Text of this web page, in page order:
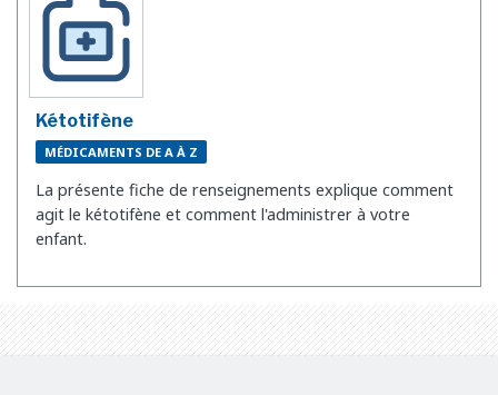
Kétotifène
MÉDICAMENTS DE A À Z
La présente fiche de renseignements explique comment
agit le kétotifène et comment l'administrer à votre
enfant.